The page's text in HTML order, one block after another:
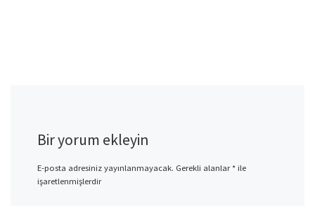
Bir yorum ekleyin
E-posta adresiniz yayınlanmayacak. Gerekli alanlar*ile
işaretlenmişlerdir